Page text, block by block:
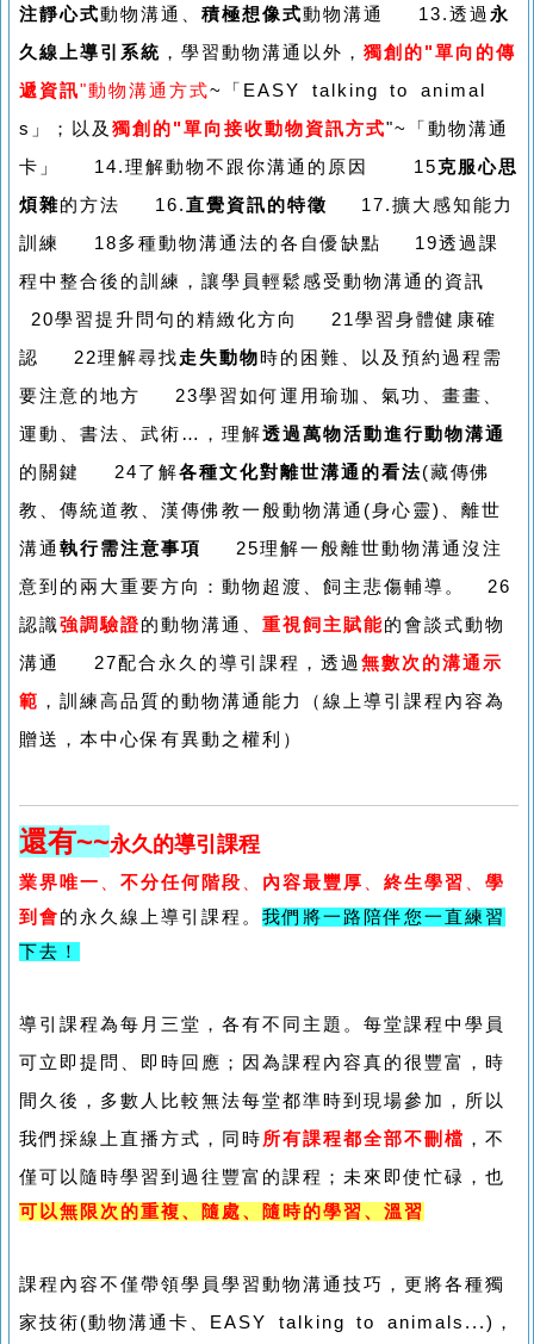
注靜心式動物溝通、 積極想像式動物溝通 13.透過 永
久線上導引系統 ，學習動物溝通以外， 獨創的"單向的傳
遞資訊"動物溝通方式~「EASY talking to animal
s」；以及 獨創的"單向接收動物資訊方式"~「動物溝通
卡」 14.理解動物不跟你溝通的原因 15克服心思
煩雜的方法 16.直覺資訊的特徵 17.擴大感知能力
訓練 18多種動物溝通法的各自優缺點 19透過課
程中整合後的訓練，讓學員輕鬆感受動物溝通的資訊
20學習提升問句的精緻化方向 21學習身體健康確
認 22理解尋找走失動物 時的困難、以及預約過程需
要注意的地方 23學習如何運用瑜珈、氣功、畫畫、
運動、書法、武術…，理解透過萬物活動進行動物溝通
的關鍵 24了解各種文化對離世溝通的看法(藏傳佛
教、傳統道教、漢傳佛教一般動物溝通(身心靈)、離世
溝通 執行需注意事項
25理解一般離世動物溝通沒注
意到的兩大重要方向：動物超渡、飼主悲傷輔導。 26
認識強調驗證的動物溝通、 重視飼主賦能的會談式動物
溝通 27配合永久的導引課程，透過 無數次的溝通示
範 ，訓練高品質的動物溝通能力（線上導引課程內容為
贈送，本中心保有異動之權利）
還有~~永久的導引課程
業界唯一 不分任何階段 內容最豐厚 終生學習
學
到會的永久線上導引課程。 我們將一路陪伴您一直練習
下去！
導引課程為每月三堂，各有不同主題。每堂課程中學員
可立即提問、即時回應；因為課程內容真的很豐富，時
間久後，多數人比較無法每堂都準時到現場參加，所以
我們採線上直播方式，同時所有課程都全部不刪檔 ，不
僅可以隨時學習到過往豐富的課程；未來即使忙碌，也
可以無限次的重複、隨處、隨時的學習、溫習
課程內容不僅帶領學員學習動物溝通技巧，更將各種獨
家技術(動物溝通卡、EASY talking to animals...)，